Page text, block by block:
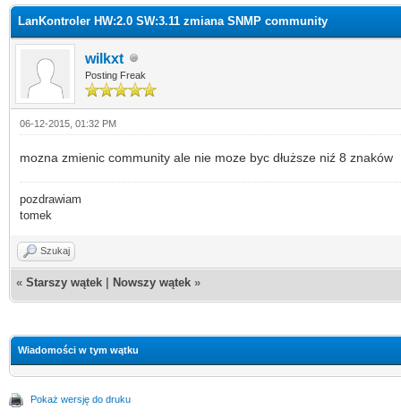
LanKontroler HW:2.0 SW:3.11 zmiana SNMP community
wilkxt
Posting Freak
06-12-2015, 01:32 PM
mozna zmienic community ale nie moze byc dłuższe niź 8 znaków
pozdrawiam
tomek
Szukaj
« Starszy wątek Nowszy wątek »
Wiadomości w tym wątku
Pokaż wersję do druku